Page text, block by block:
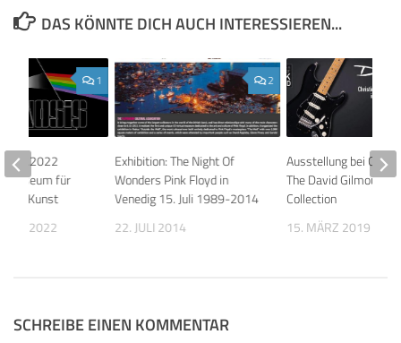
DAS KÖNNTE DICH AUCH INTERESSIEREN...
2
Exhibition: The Night Of
Wonders Pink Floyd in
Venedig 15. Juli 1989-2014
22. JULI 2014
Ausstellung bei
The David Gilmour
Collection
15. MÄRZ 2019
1
Museum für
Kunst
2022
SCHREIBE EINEN KOMMENTAR